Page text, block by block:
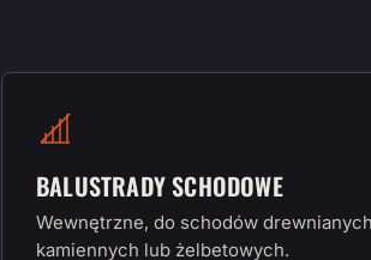
BALUSTRADY SCHODOWE
Wewnętrzne, do schodów
kamiennych lub żelbetowych.